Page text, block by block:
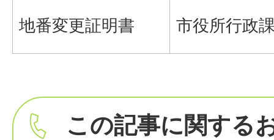
地番変更証明書 市役所行政
この記事に関する